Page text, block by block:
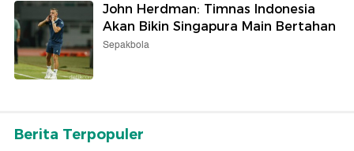
John Herdman: Timnas Indonesia
Akan Bikin Singapura Main Bertahan
Sepakbola
Berita Terpopuler